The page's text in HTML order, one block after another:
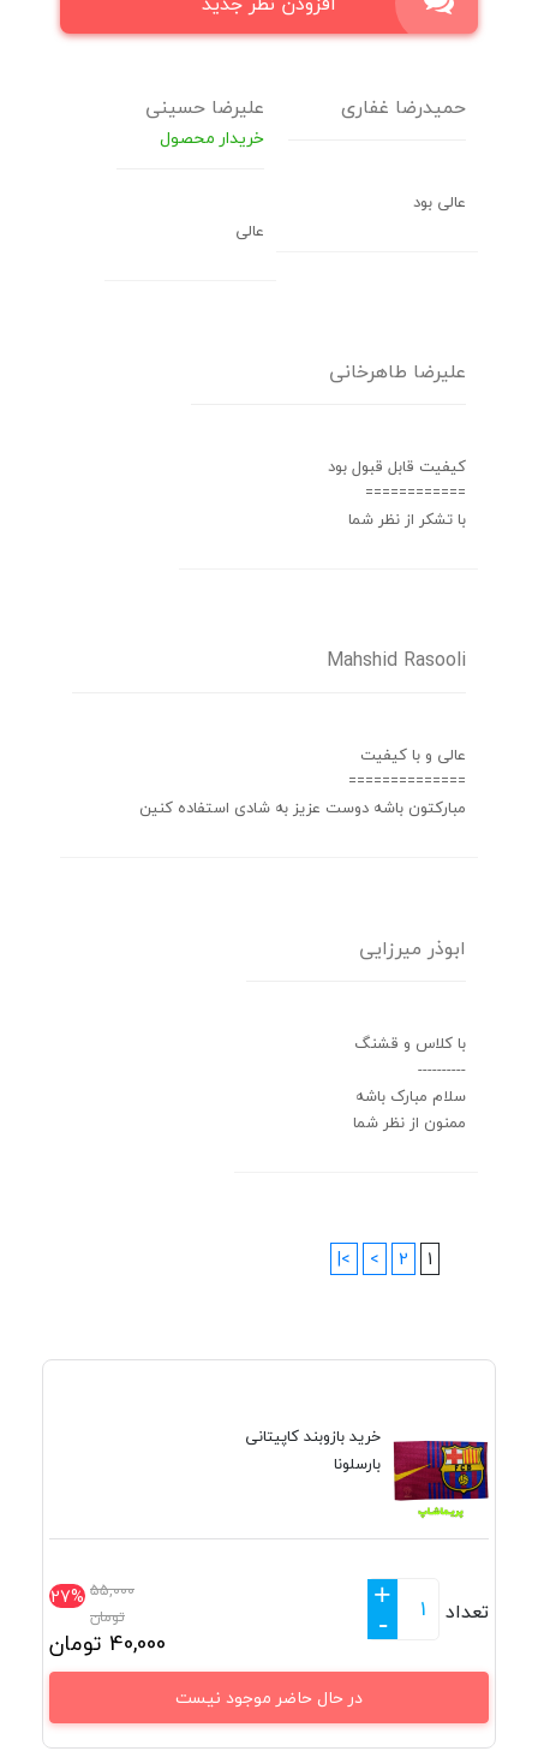
حمیدرضا غفاری
عالی بود
علیرضا حسینی
خریدار محصول
عالی
علیرضا طاهرخانی
کیفیت قابل قبول بود
============
با تشکر از نظر شما
Mahshid Rasooli
عالی و با کیفیت
==============
مبارکتون باشه دوست عزیز به شادی استفاده کنین
ابوذر میرزایی
با کلاس و قشنگ
----------
سلام مبارک باشه
ممنون از نظر شما
1
2
>
>|
خرید بازوبند کاپیتانی
بارسلونا
27% 55,000
تومان
40,000 تومان
تعداد
+
-
در حال حاضر موجود نیست